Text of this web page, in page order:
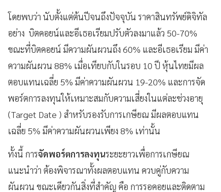
โดยพบว่า นับตั้งแต่ต้นปีจนถึงปัจจุบัน ราคาสินทรัพย์ดิจิทัล
อย่าง บิตคอยน์และอีเธอเรียมปรับตัวลงมาแล้ว 50-70%
ขณะที่บิตคอยน์ มีความผันผวนถึง 60% และอีเธอเรียม มีค่า
ความผันผวน 88% เมื่อเทียบกับในรอบ 10 ปี หุ้นไทยมีผล
ตอบแทนเฉลี่ย 5% มีค่าความผันผวน 19-20% และการจัด
พอร์ตการลงทุนให้เหมาะสมกับความเสี่ยงในแต่ละช่วงอายุ
(Target Date ) สำหรับรองรับการเกษียณ มีผลตอบแทน
เฉลี่ย 5% มีค่าความผันผวนเพียง 8% เท่านั้น
ทั้งนี้ การจัดพอร์ตการลงทุนระยะยาวเพื่อการเกษียณ
แนะนำว่า ต้องพิจารณาทั้งผลตอบแทน ควบคู่กับความ
ผันผวน ขณะเดียวกันสิ่งที่สำคัญ คือ การรอคอยและติดตาม